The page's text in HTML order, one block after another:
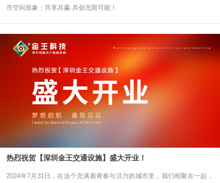
市空间形象；共享共赢·共创无限可能！
热烈祝贺【深圳金王交通设施】盛大开业！
2024年7月31日，在这个充满着青春与活力的城市里，我们相聚在一起，